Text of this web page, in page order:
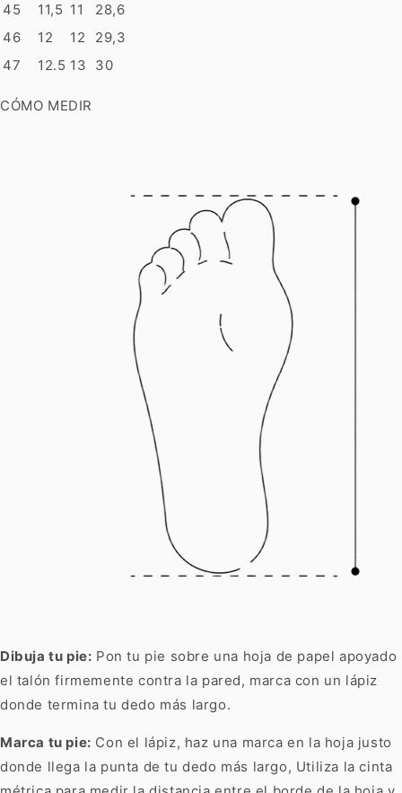
45
11,5 11
28,6
46
12 12
29,3
47
12.5 13 30
CÓMO MEDIR
Dibuja tu pie: Pon tu pie sobre una hoja de papel apoyado
el talón firmemente contra la pared, marca con un lápiz
donde termina tu dedo más largo.
Marca tu pie: Con el lápiz, haz una marca en la hoja justo
donde llega la punta de tu dedo más largo, Utiliza la cinta